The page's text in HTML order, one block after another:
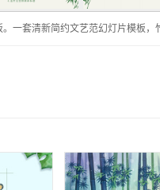
一套清新简约文艺范幻灯片模板，